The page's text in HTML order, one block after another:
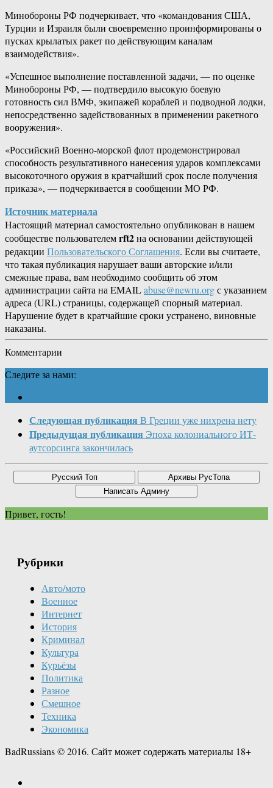
Минобороны РФ подчеркивает, что «командования США,
Турции и Израиля были своевременно проинформированы о
пусках крылатых ракет по действующим каналам
взаимодействия».
«Успешное выполнение поставленной задачи, — по оценке
Минобороны РФ, — подтвердило высокую боевую
готовность сил ВМФ, экипажей кораблей и подводной лодки,
непосредственно задействованных в применении ракетного
вооружения».
«Российский Военно-морской флот продемонстрировал
способность результативного нанесения ударов комплексами
высокоточного оружия в кратчайший срок после получения
приказа», — подчеркивается в сообщении МО РФ.
Источник материала
Настоящий материал самостоятельно опубликован в нашем
сообществе пользователемrft2на основании действующей
редакции Пользовательского Соглашения. Если вы считаете,
что такая публикация нарушает ваши авторские и/или
смежные права, вам необходимо сообщить об этом
администрации сайта на EMAILabuse@newru.orgс указанием
адреса (URL) страницы, содержащей спорный материал.
Нарушение будет в кратчайшие сроки устранено, виновные
наказаны.
Комментарии
Следите за нами:
Следующая публикация В Греции уже нихрена нету
Предыдущая публикация Эпоха колониального ИТ-
аутсорсинга закончилась
Привет, гость!
Рубрики
Авто/мото
Военное
Интернет
История
Криминал
Культура
Курьёзы
Политика
Разное
Смешное
Техника
Экономика
BadRussians © 2016. Сайт может содержать материалы 18+